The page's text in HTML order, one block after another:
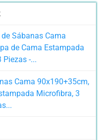
Cama 90x190+35cm,
Microfibra, 3